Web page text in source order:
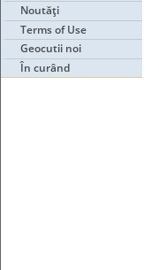
Noutăţi
Terms of Use
Geocutii noi
În curând